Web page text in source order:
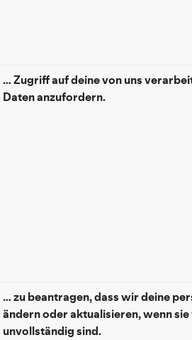
… Zugriff auf deine von uns
Daten anzufordern.
… zu beantragen, dass wir deine
ändern oder aktualisieren, wenn
unvollständig sind.